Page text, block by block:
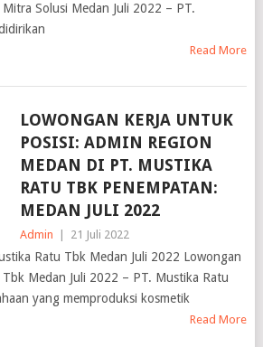
Solusi Medan Juli 2022 – PT.
Read More
LOWONGAN KERJA UNTUK
POSISI: ADMIN REGION
MEDAN DI PT. MUSTIKA
RATU TBK PENEMPATAN:
MEDAN JULI 2022
Admin 21 Juli 2022
Ratu Tbk Medan Juli 2022 Lowongan
Medan Juli 2022 – PT. Mustika Ratu
yang memproduksi kosmetik
Read More